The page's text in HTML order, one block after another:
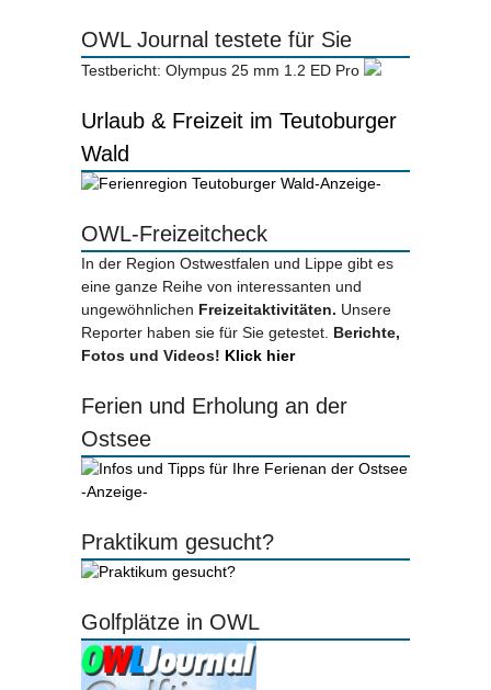
OWL Journal testete für Sie
Testbericht: Olympus 25 mm 1.2 ED Pro
Urlaub & Freizeit im Teutoburger
Wald
-Anzeige-
OWL-Freizeitcheck
In der Region Ostwestfalen und Lippe gibt es
eine ganze Reihe von interessanten und
ungewöhnlichen Freizeitaktivitäten. Unsere
Reporter haben sie für Sie getestet. Berichte,
Fotos und Videos! Klick hier
Ferien und Erholung an der
Ostsee
-Anzeige-
Praktikum gesucht?
Golfplätze in OWL